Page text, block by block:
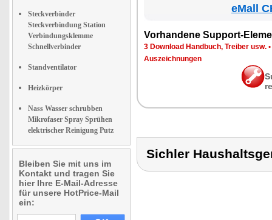
Steckverbinder
Steckverbindung Station
Verbindungsklemme
Schnellverbinder
Standventilator
Heizkörper
Nass Wasser schrubben
Mikrofaser Spray Sprühen
elektrischer Reinigung Putz
Bleiben Sie mit uns im
Kontakt und tragen Sie
hier Ihre E-Mail-Adresse
für unsere HotPrice-Mail
ein:
eMall
Vor­han­de­ne Sup­port-
3 Down­load Hand­buch, Trei­ber usw. •
Aus­zeich­nun­gen
Sichler